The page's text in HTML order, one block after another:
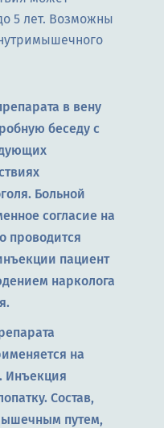
5 лет. Возможны
в вену
беседу с
Больной
согласие на
проводится
пациент
нарколога
на
Инъекция
Состав,
путем,